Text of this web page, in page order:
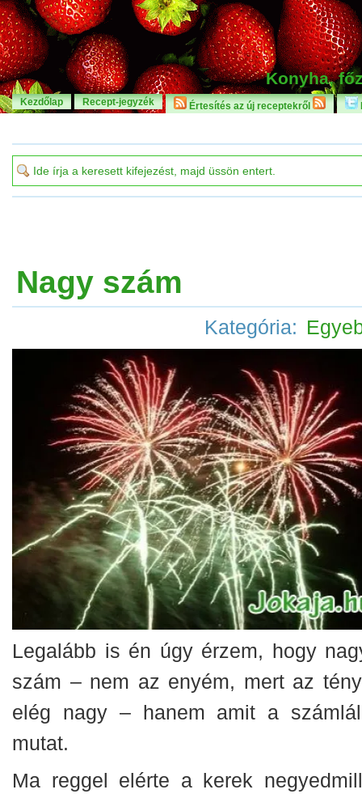
Konyha,
Kezdőlap Recept-jegyzék Értesítés az új receptekről
Nagy szám
Kategória:
Legalább is én úgy érzem, hogy
szám – nem az enyém, mert az
elég nagy – hanem amit a
mutat.
Ma reggel elérte a kerek